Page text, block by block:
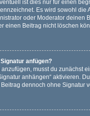
ist dies nur für einen
Es wird sowohl
oder Moderator
einen Beitrag nicht löschen
anfügen?
musst du zunächst
anhängen“ aktivieren.
dennoch ohne Signatur